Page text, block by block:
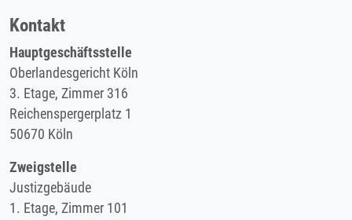
Kontakt
Hauptgeschäftsstelle
Oberlandesgericht Köln
3. Etage, Zimmer 316
Reichenspergerplatz 1
50670 Köln
Zweigstelle
Justizgebäude
1. Etage, Zimmer 101